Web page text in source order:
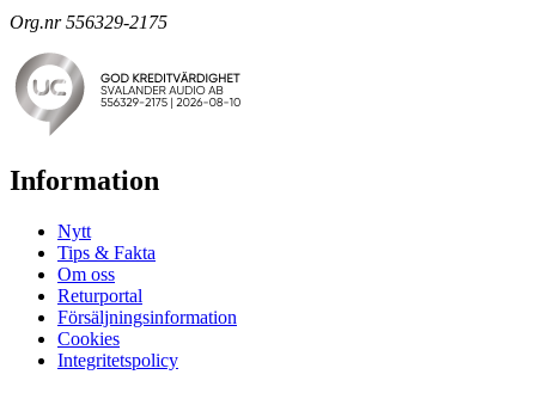
Org.nr 556329-2175
Information
Nytt
Tips & Fakta
Om oss
Returportal
Försäljningsinformation
Cookies
Integritetspolicy